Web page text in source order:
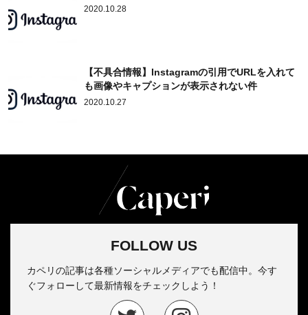
2020.10.28
【不具合情報】Instagramの引用でURLを入れて
も画像やキャプションが表示されない件
2020.10.27
FOLLOW US
カペリの記事は各種ソーシャルメディアでも配信中。今す
ぐフォローして最新情報をチェックしよう！